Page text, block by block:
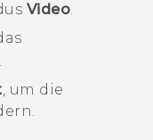
Video.
, um die